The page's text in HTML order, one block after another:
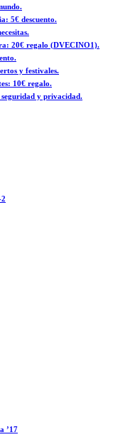
5€ descuento.
20€ regalo (DVECINO1).
y festivales.
10€ regalo.
y privacidad.
’17